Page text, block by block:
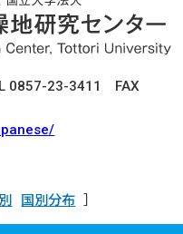
0857-23-3411 FAX
国別分布